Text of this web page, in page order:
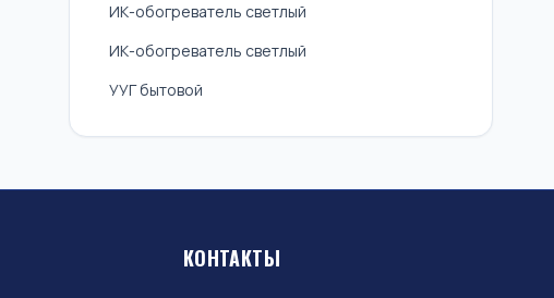
ИК-обогреватель светлый
ИК-обогреватель светлый
УУГ бытовой
КОНТАКТЫ